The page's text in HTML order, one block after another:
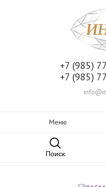
+7 (985)
+7 (985)
Меню
Поиск